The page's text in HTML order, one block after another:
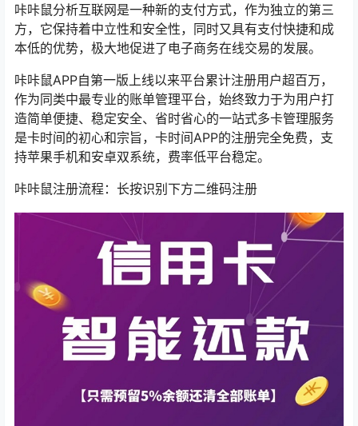
咔咔鼠分析互联网是一种新的支付方式，作为独立的第三
方，它保持着中立性和安全性，同时又具有支付快捷和成
本低的优势，极大地促进了电子商务在线交易的发展。
咔咔鼠APP自第一版上线以来平台累计注册用户超百万，
作为同类中最专业的账单管理平台，始终致力于为用户打
造简单便捷、稳定安全、省时省心的一站式多卡管理服务
是卡时间的初心和宗旨，卡时间APP的注册完全免费，支
持苹果手机和安卓双系统，费率低平台稳定。
咔咔鼠注册流程：长按识别下方二维码注册